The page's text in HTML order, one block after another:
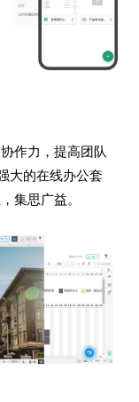
作力，提高团队
大的在线办公套
集思广益。